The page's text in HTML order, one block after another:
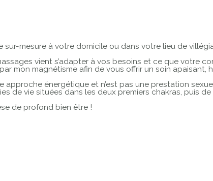
mesure à votre domicile ou dans votre lieu de
vient s’adapter à vos besoins et ce que votre
mon magnétisme afin de vous offrir un soin apaisant,
énergétique et n’est pas une prestation
de vie situées dans les deux premiers chakras, puis
de profond bien être !